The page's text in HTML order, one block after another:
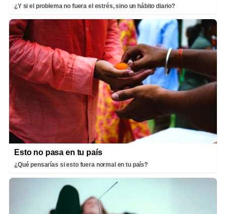
¿Y si el problema no fuera el estrés, sino un hábito diario?
Esto no pasa en tu país
¿Qué pensarías si esto fuera normal en tu país?